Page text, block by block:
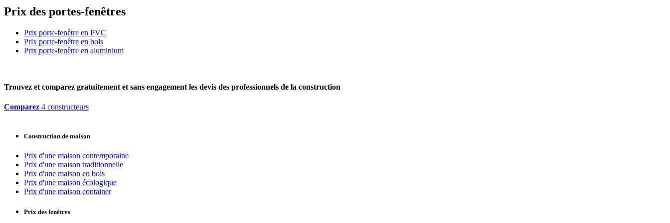
Prix des portes-fenêtres
Prix porte-fenêtre en PVC
Prix porte-fenêtre en bois
Prix porte-fenêtre en aluminium
Trouvez et comparez gratuitement et sans engagement les devis des professionnels de la construction
Comparez 4 constructeurs
Construction de maison
Prix d'une maison contemporaine
Prix d'une maison traditionnelle
Prix d'une maison en bois
Prix d'une maison écologique
Prix d'une maison container
Prix des fenêtres